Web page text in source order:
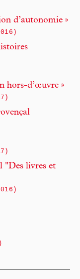
d’autonomie »
hors-d’œuvre »
"Des livres et